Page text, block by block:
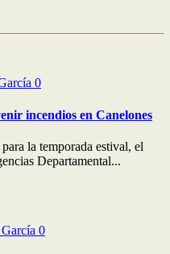
0
incendios en Canelones
la temporada estival, el
Departamental...
0